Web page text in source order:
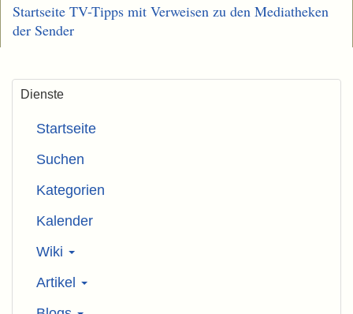
Startseite TV-Tipps mit Verweisen zu den Mediatheken
der Sender
Dienste
Startseite
Suchen
Kategorien
Kalender
Wiki
Artikel